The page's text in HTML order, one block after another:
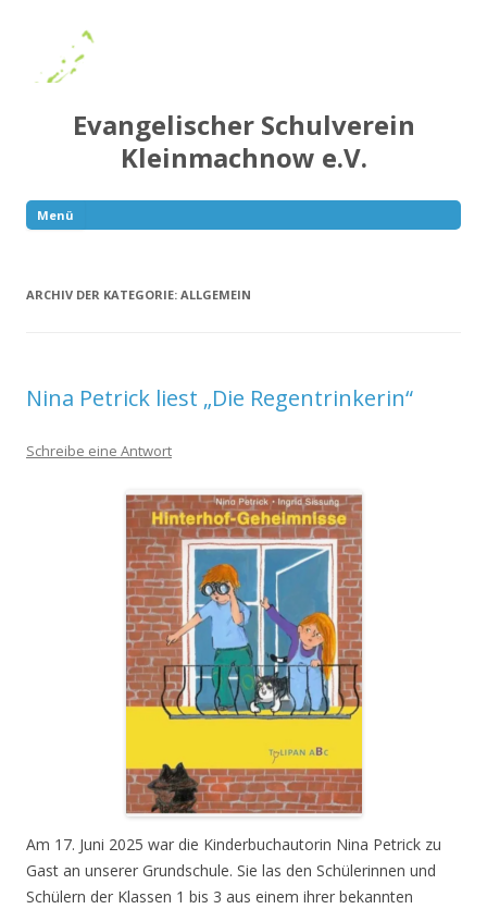
Evangelischer Schulverein
Kleinmachnow e.V.
Menü
ARCHIV DER KATEGORIE: ALLGEMEIN
Nina Petrick liest „Die Regentrinkerin“
Schreibe eine Antwort
Am 17. Juni 2025 war die Kinderbuchautorin Nina Petrick zu
Gast an unserer Grundschule. Sie las den Schülerinnen und
Schülern der Klassen 1 bis 3 aus einem ihrer bekannten